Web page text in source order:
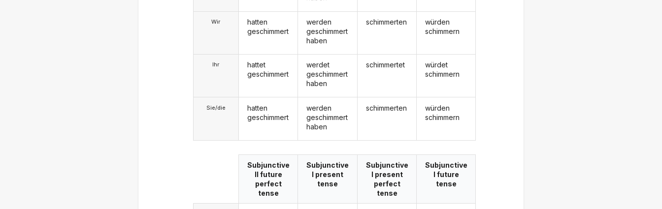
Wir
Ihr
Sie/die
hatten
geschimmert
hattet
geschimmert
hatten
geschimmert
werden
geschimmert
haben
werdet
geschimmert
haben
werden
geschimmert
haben
schimmerten
schimmertet
schimmerten
würden
schimmern
würdet
schimmern
würden
schimmern
Subjunctive
II future
perfect
tense
Subjunctive
I present
tense
Subjunctive
I present
perfect
tense
Subjunctive
I future
tense